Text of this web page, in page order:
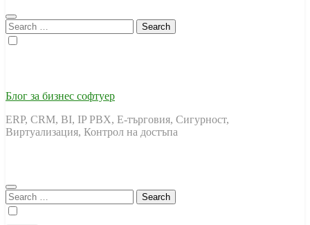
Search
for:
Блог за бизнес софтуер
ERP, CRM, BI, IP PBX, Е-търговия, Сигурност,
Виртуализация, Контрол на достъпа
Search
for: